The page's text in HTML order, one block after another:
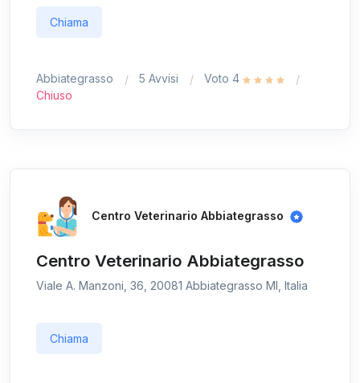
Chiama
Abbiategrasso 5 Avvisi
Voto 4
Chiuso
Centro Veterinario Abbiategrasso
Centro Veterinario Abbiategrasso
Viale A. Manzoni, 36, 20081 Abbiategrasso MI, Italia
Chiama